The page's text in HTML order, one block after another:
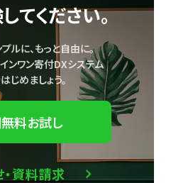
てください。
ルに、もっと自由に。
ンワン寄付DXシステム
じめましょう。
料お試し
資料請求